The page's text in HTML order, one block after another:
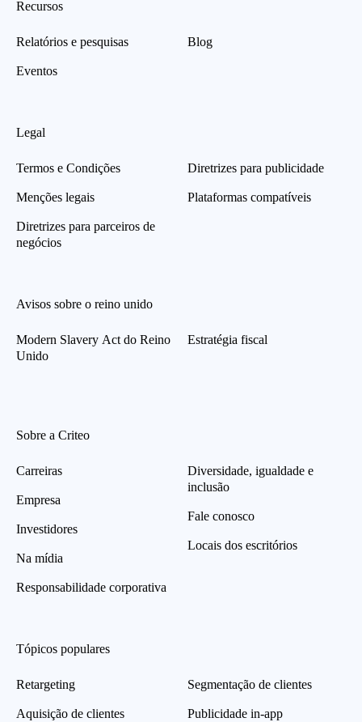
Recursos
Relatórios e pesquisas
Eventos
Blog
Legal
Termos e Condições
Menções legais
Diretrizes para parceiros de
negócios
Diretrizes para publicidade
Plataformas compatíveis
Avisos sobre o reino unido
Modern Slavery Act do Reino
Unido
Estratégia fiscal
Sobre a Criteo
Carreiras
Empresa
Investidores
Na mídia
Responsabilidade corporativa
Diversidade, igualdade e
inclusão
Fale conosco
Locais dos escritórios
Tópicos populares
Retargeting
Aquisição de clientes
Segmentação de clientes
Publicidade in-app